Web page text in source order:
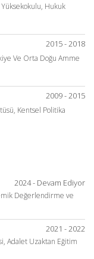
Hukuk
2015 - 2018
Ve Orta Doğu Amme
2009 - 2015
Kentsel Politika
2024 - Devam Ediyor
Değerlendirme ve
2021 - 2022
Adalet Uzaktan Eğitim